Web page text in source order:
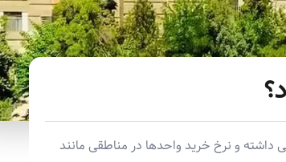
و نرخ خرید واحدها در مناطقی مانند